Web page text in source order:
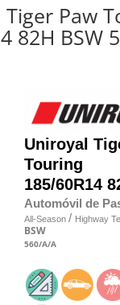
Paw
82H BSW
Uniroyal
Touring
185/60R14
Automóvil de
All-Season / Highway
BSW
560/A/A